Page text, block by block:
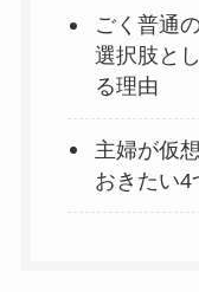
ごく普通
選択肢と
る理由
主婦が仮
おきたい4